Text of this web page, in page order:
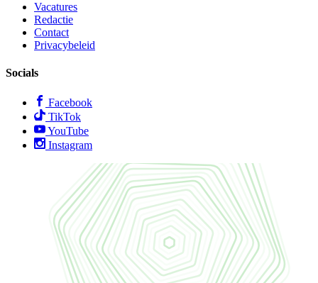
Vacatures
Redactie
Contact
Privacybeleid
Socials
Facebook
TikTok
YouTube
Instagram